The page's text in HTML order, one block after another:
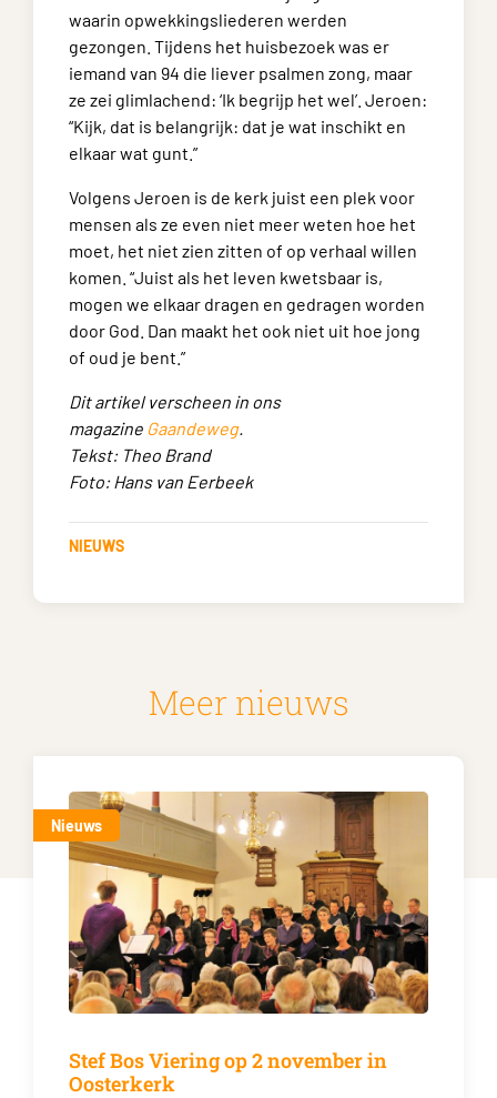
waarin opwekkingsliederen werden
gezongen. Tijdens het huisbezoek was er
iemand van 94 die liever psalmen zong, maar
ze zei glimlachend: ‘Ik begrijp het wel’. Jeroen:
“Kijk, dat is belangrijk: dat je wat inschikt en
elkaar wat gunt.”
Volgens Jeroen is de kerk juist een plek voor
mensen als ze even niet meer weten hoe het
moet, het niet zien zitten of op verhaal willen
komen. “Juist als het leven kwetsbaar is,
mogen we elkaar dragen en gedragen worden
door God. Dan maakt het ook niet uit hoe jong
of oud je bent.”
Dit artikel verscheen in ons
magazine Gaandeweg.
Tekst: Theo Brand
Foto: Hans van Eerbeek
NIEUWS
Meer nieuws
Nieuws
Stef Bos Viering op 2 november in
Oosterkerk